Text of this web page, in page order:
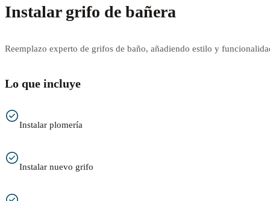
Instalar grifo de bañera
Reemplazo experto de grifos de baño, añadiendo estilo y
Lo que incluye
Instalar plomería
Instalar nuevo grifo